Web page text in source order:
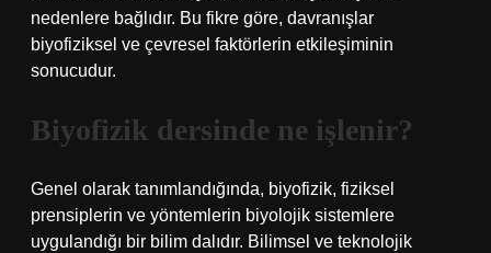
nedenlere bağlıdır. Bu fikre göre, davranışlar
biyofiziksel ve çevresel faktörlerin etkileşiminin
sonucudur.
Biyofizik dersinde ne işlenir?
Genel olarak tanımlandığında, biyofizik, fiziksel
prensiplerin ve yöntemlerin biyolojik sistemlere
uygulandığı bir bilim dalıdır. Bilimsel ve teknolojik